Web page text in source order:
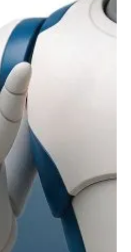
тях и изпълнява